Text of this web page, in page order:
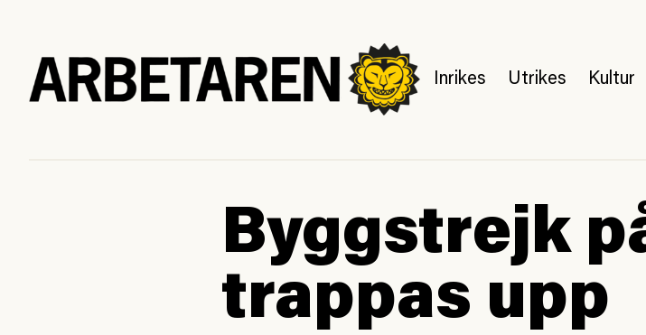
Inrikes Utrikes Kultur
Byggstrejk
trappas upp